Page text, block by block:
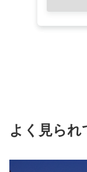
よく見られ